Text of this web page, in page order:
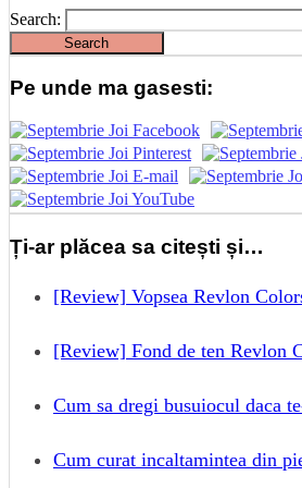
Search:
Pe unde ma gasesti:
Ți-ar plăcea sa citești și…
[Review] Vopsea Revlon
[Review] Fond de ten Revlon
Cum sa dregi busuiocul daca
Cum curat incaltamintea din